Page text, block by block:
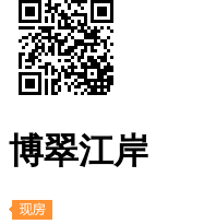
博翠江岸